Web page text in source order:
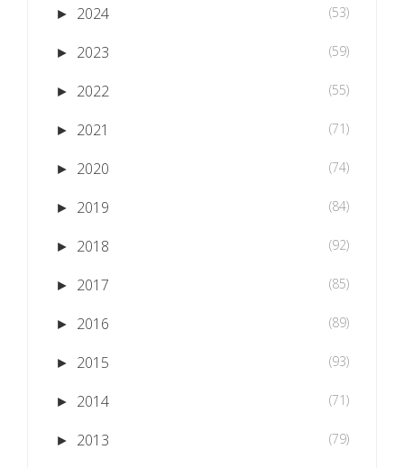
► 2024 (53)
► 2023 (59)
► 2022 (55)
► 2021 (71)
► 2020 (74)
► 2019 (84)
► 2018 (92)
► 2017 (85)
► 2016 (89)
► 2015 (93)
► 2014 (71)
► 2013 (79)